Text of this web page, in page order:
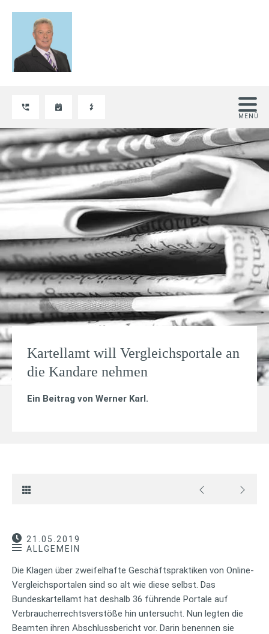
Kartellamt will Vergleichsportale an
die Kandare nehmen
Ein Beitrag von Werner Karl.
21.05.2019
ALLGEMEIN
Die Klagen über zweifelhafte Geschäftspraktiken von Online-
Vergleichsportalen sind so alt wie diese selbst. Das
Bundeskartellamt hat deshalb 36 führende Portale auf
Verbraucherrechtsverstöße hin untersucht. Nun legten die
Beamten ihren Abschlussbericht vor. Darin benennen sie